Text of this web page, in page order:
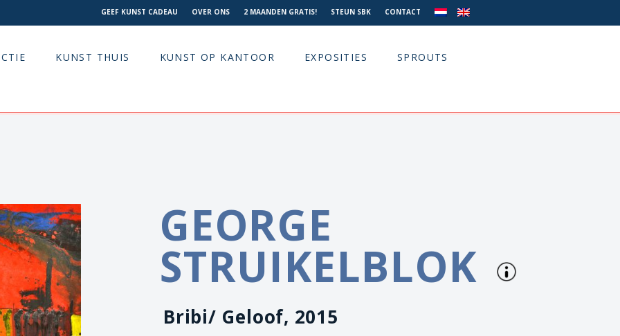
GEEF KUNST CADEAU OVER ONS 2 MAANDEN GRATIS! STEUN SBK CONTACT
KUNST THUIS KUNST OP KANTOOR EXPOSITIES SPROUTS
GEORGE
STRUIKELBLOK
Bribi/ Geloof, 2015